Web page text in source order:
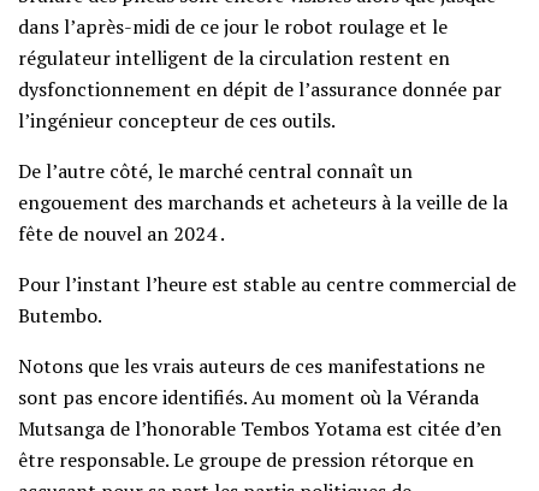
dans l’après-midi de ce jour le robot roulage et le
régulateur intelligent de la circulation restent en
dysfonctionnement en dépit de l’assurance donnée par
l’ingénieur concepteur de ces outils.
De l’autre côté, le marché central connaît un
engouement des marchands et acheteurs à la veille de la
fête de nouvel an 2024 .
Pour l’instant l’heure est stable au centre commercial de
Butembo.
Notons que les vrais auteurs de ces manifestations ne
sont pas encore identifiés. Au moment où la Véranda
Mutsanga de l’honorable Tembos Yotama est citée d’en
être responsable. Le groupe de pression rétorque en